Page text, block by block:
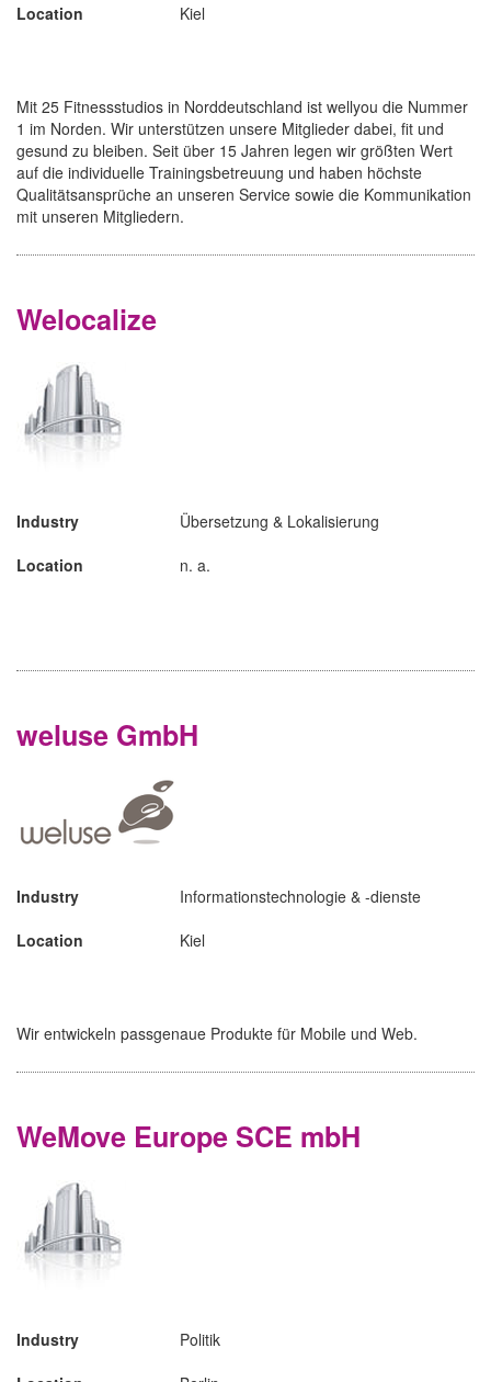
Location
Kiel
Mit 25 Fitnessstudios in Norddeutschland ist wellyou die Nummer
1 im Norden. Wir unterstützen unsere Mitglieder dabei, fit und
gesund zu bleiben. Seit über 15 Jahren legen wir größten Wert
auf die individuelle Trainingsbetreuung und haben höchste
Qualitätsansprüche an unseren Service sowie die Kommunikation
mit unseren Mitgliedern.
Welocalize
Industry
Übersetzung & Lokalisierung
Location
n. a.
weluse GmbH
Industry
Informationstechnologie & -dienste
Location
Kiel
Wir entwickeln passgenaue Produkte für Mobile und Web.
WeMove Europe SCE mbH
Industry
Politik